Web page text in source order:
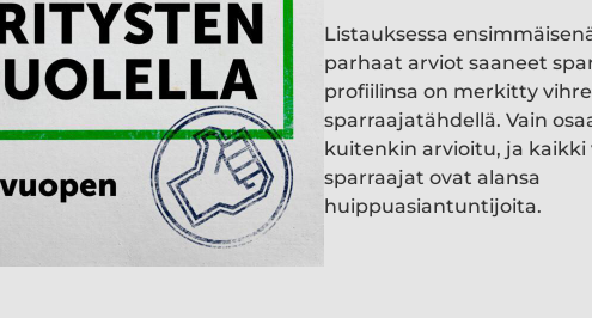
Listauksessa
parhaat arviot saaneet
profiilinsa on merkitty
sparraajatähdellä. Vain
kuitenkin arvioitu, ja
sparraajat ovat alansa
huippuasiantuntijoita.